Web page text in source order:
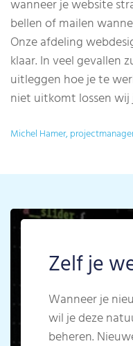
wanneer je website
bellen of mailen
Onze afdeling
klaar. In veel gevallen
uitleggen hoe je te
niet uitkomt lossen
Michel Hamer,
Zelf je
Wanneer je
wil je deze
beheren.